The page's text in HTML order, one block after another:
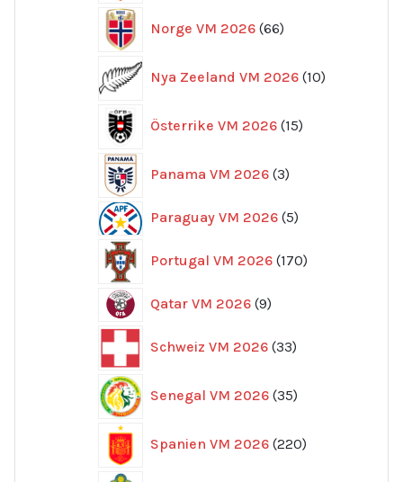
Norge VM 2026 66
produkter
Nya Zeeland VM 2026 10
produkter
Österrike VM 2026 15
produkter
Panama VM 2026 3
produkter
Paraguay VM 2026 55
Portugal VM 2026 170
produkter
Qatar VM 2026 99
Schweiz VM 2026 33
produkter
Senegal VM 2026 35
produkter
Spanien VM 2026 220
produkter